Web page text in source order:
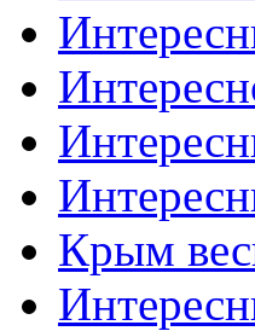
Крым